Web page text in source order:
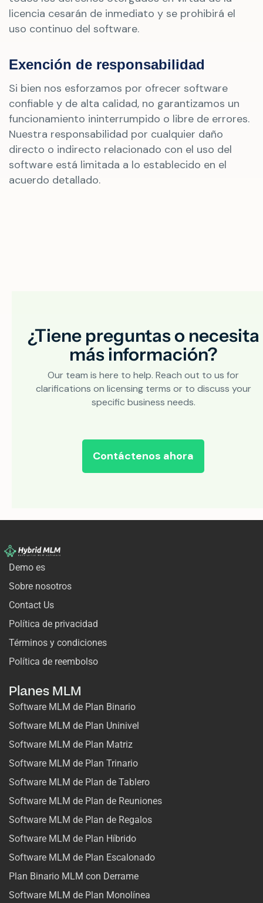
licencia cesarán de inmediato y se prohibirá el
uso continuo del software.
Exención de responsabilidad
Si bien nos esforzamos por ofrecer software
confiable y de alta calidad, no garantizamos un
funcionamiento ininterrumpido o libre de errores.
Nuestra responsabilidad por cualquier daño
directo o indirecto relacionado con el uso del
software está limitada a lo establecido en el
acuerdo detallado.
¿Tiene preguntas o necesita
más información?
Our team is here to help. Reach out to us for
clarifications on licensing terms or to discuss your
specific business needs.
Contáctenos ahora
Demo es
Sobre nosotros
Contact Us
Política de privacidad
Términos y condiciones
Política de reembolso
Planes MLM
Software MLM de Plan Binario
Software MLM de Plan Uninivel
Software MLM de Plan Matriz
Software MLM de Plan Trinario
Software MLM de Plan de Tablero
Software MLM de Plan de Reuniones
Software MLM de Plan de Regalos
Software MLM de Plan Híbrido
Software MLM de Plan Escalonado
Plan Binario MLM con Derrame
Software MLM de Plan Monolínea